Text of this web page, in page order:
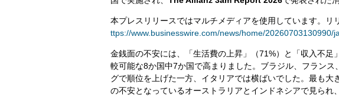
本プレスリリースではマルチメディアを使用しています。リ
ttps://www.businesswire.com/news/home/20260703130990/
金銭面の不安には、「生活費の上昇」（71%）と「収入不足
較可能な8か国中7か国で高まりました。ブラジル、フラン
グで順位を上げた一方、イタリアでは横ばいでした。最も
の不安となっているオーストラリアとインドネシアで見られ